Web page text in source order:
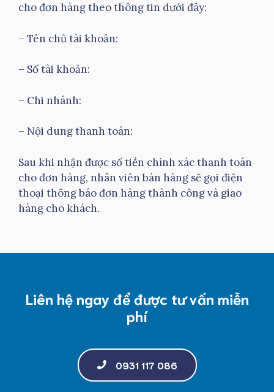
cho đơn hàng theo thông tin dưới đây:
– Tên chủ tài khoản:
– Số tài khoản:
– Chi nhánh:
– Nội dung thanh toán:
Sau khi nhận được số tiền chính xác thanh toán
cho đơn hàng, nhân viên bán hàng sẽ gọi điện
thoại thông báo đơn hàng thành công và giao
hàng cho khách.
Liên hệ ngay để được tư vấn miễn
phí
0931 117 086